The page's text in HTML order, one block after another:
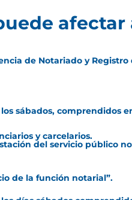
de Notariado y
sábados, comprendidos
y carcelarios.
del servicio público
de la función notarial”.